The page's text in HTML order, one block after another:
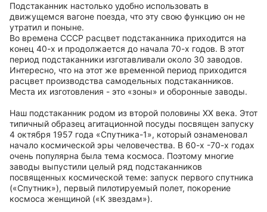
Подстаканник настолько удобно использовать в
движущемся вагоне поезда, что эту свою функцию он не
утратил и поныне.
Во времена СССР расцвет подстаканника приходится на
конец 40-х и продолжается до начала 70-х годов. В этот
период подстаканники изготавливали около 30 заводов.
Интересно, что на этот же временной период приходится
расцвет производства самодельных подстаканников.
Места их изготовления - это «зоны» и оборонные заводы.
Наш подстаканник родом из второй половины ХХ века. Этот
типичный образец агитационной посуды посвящен запуску
4 октября 1957 года «Спутника-1», который ознаменовал
начало космической эры человечества. В 60-х -70-х годах
очень популярна была тема космоса. Поэтому многие
заводы выпустили целый ряд подстаканников
посвященных космической теме: запуск первого спутника
(«Спутник»), первый пилотируемый полет, покорение
космоса женщиной («К звездам»).